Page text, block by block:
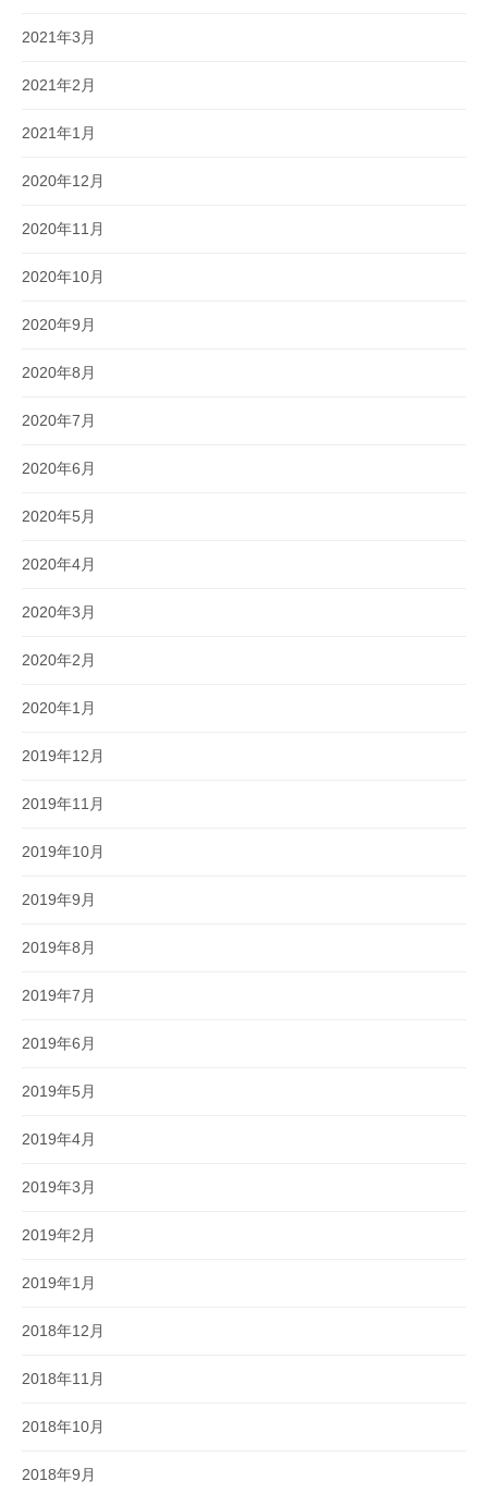
2021年3月
2021年2月
2021年1月
2020年12月
2020年11月
2020年10月
2020年9月
2020年8月
2020年7月
2020年6月
2020年5月
2020年4月
2020年3月
2020年2月
2020年1月
2019年12月
2019年11月
2019年10月
2019年9月
2019年8月
2019年7月
2019年6月
2019年5月
2019年4月
2019年3月
2019年2月
2019年1月
2018年12月
2018年11月
2018年10月
2018年9月